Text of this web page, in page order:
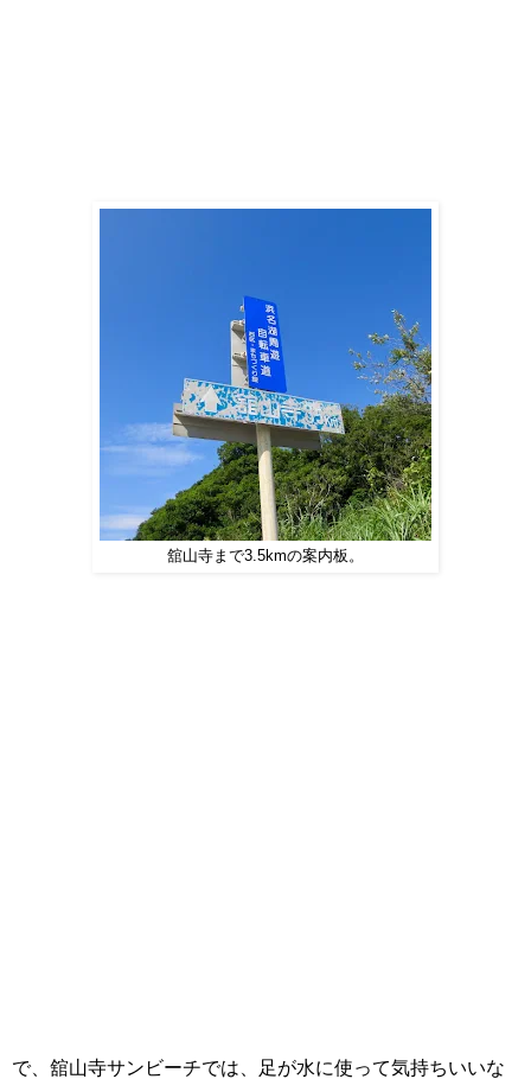
舘山寺まで3.5kmの案内板。
で、舘山寺サンビーチでは、足が水に使って気持ちいいな